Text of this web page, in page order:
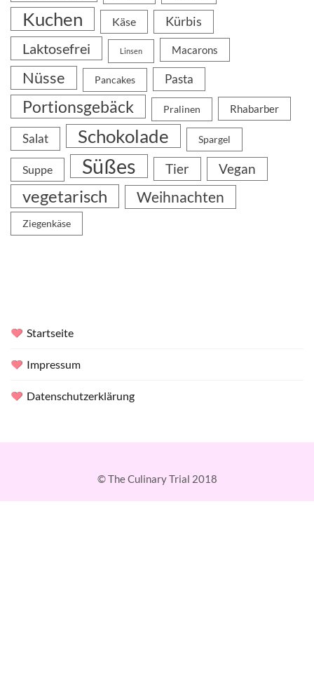
Kuchen Käse Kürbis
Laktosefrei Linsen Macarons
Nüsse Pancakes Pasta
Portionsgebäck Pralinen Rhabarber
Salat Schokolade Spargel
Suppe Süßes Tier Vegan
vegetarisch Weihnachten
Ziegenkäse
Startseite
Impressum
Datenschutzerklärung
© The Culinary Trial 2018